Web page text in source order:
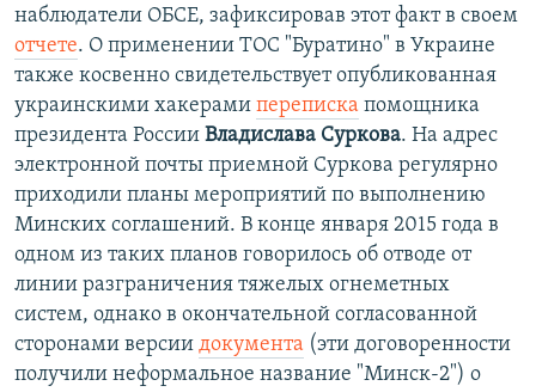
наблюдатели ОБСЕ, зафиксировав этот факт в своем
отчете. О применении ТОС "Буратино" в Украине
также косвенно свидетельствует опубликованная
украинскими хакерами переписка помощника
президента России Владислава Суркова. На адрес
электронной почты приемной Суркова регулярно
приходили планы мероприятий по выполнению
Минских соглашений. В конце января 2015 года в
одном из таких планов говорилось об отводе от
линии разграничения тяжелых огнеметных
систем, однако в окончательной согласованной
сторонами версии документа (эти договоренности
получили неформальное название "Минск-2") о